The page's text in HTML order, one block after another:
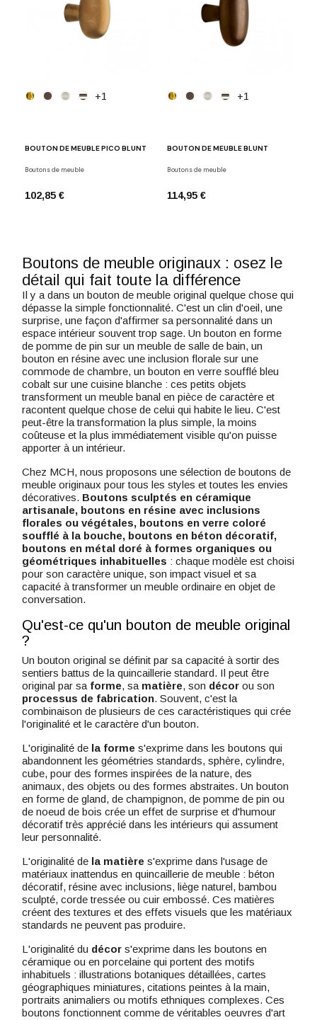
+1
BOUTON DE MEUBLE PICO BLUNT
Boutons de meuble
102,85 €
+1
BOUTON DE MEUBLE BLUNT
Boutons de meuble
114,95 €
Boutons de meuble originaux : osez le
détail qui fait toute la différence
Il y a dans un bouton de meuble original quelque chose qui
dépasse la simple fonctionnalité. C'est un clin d'oeil, une
surprise, une façon d'affirmer sa personnalité dans un
espace intérieur souvent trop sage. Un bouton en forme
de pomme de pin sur un meuble de salle de bain, un
bouton en résine avec une inclusion florale sur une
commode de chambre, un bouton en verre soufflé bleu
cobalt sur une cuisine blanche : ces petits objets
transforment un meuble banal en pièce de caractère et
racontent quelque chose de celui qui habite le lieu. C'est
peut-être la transformation la plus simple, la moins
coûteuse et la plus immédiatement visible qu'on puisse
apporter à un intérieur.
Chez MCH, nous proposons une sélection de boutons de
meuble originaux pour tous les styles et toutes les envies
décoratives. Boutons sculptés en céramique
artisanale, boutons en résine avec inclusions
florales ou végétales, boutons en verre coloré
soufflé à la bouche, boutons en béton décoratif,
boutons en métal doré à formes organiques ou
géométriques inhabituelles : chaque modèle est choisi
pour son caractère unique, son impact visuel et sa
capacité à transformer un meuble ordinaire en objet de
conversation.
Qu'est-ce qu'un bouton de meuble original
?
Un bouton original se définit par sa capacité à sortir des
sentiers battus de la quincaillerie standard. Il peut être
original par sa forme, sa matière, son décor ou son
processus de fabrication. Souvent, c'est la
combinaison de plusieurs de ces caractéristiques qui crée
l'originalité et le caractère d'un bouton.
L'originalité de la forme s'exprime dans les boutons qui
abandonnent les géométries standards, sphère, cylindre,
cube, pour des formes inspirées de la nature, des
animaux, des objets ou des formes abstraites. Un bouton
en forme de gland, de champignon, de pomme de pin ou
de noeud de bois crée un effet de surprise et d'humour
décoratif très apprécié dans les intérieurs qui assument
leur personnalité.
L'originalité de la matière s'exprime dans l'usage de
matériaux inattendus en quincaillerie de meuble : béton
décoratif, résine avec inclusions, liège naturel, bambou
sculpté, corde tressée ou cuir embossé. Ces matières
créent des textures et des effets visuels que les matériaux
standards ne peuvent pas produire.
L'originalité du décor s'exprime dans les boutons en
céramique ou en porcelaine qui portent des motifs
inhabituels : illustrations botaniques détaillées, cartes
géographiques miniatures, citations peintes à la main,
portraits animaliers ou motifs ethniques complexes. Ces
boutons fonctionnent comme de véritables oeuvres d'art